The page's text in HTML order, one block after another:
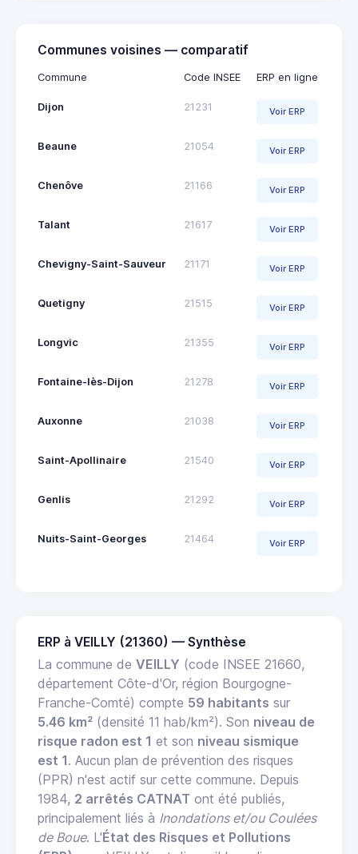
Communes voisines — comparatif
Commune Code INSEE ERP en ligne
Dijon 21231 Voir ERP
Beaune 21054 Voir ERP
Chenôve 21166 Voir ERP
Talant 21617 Voir ERP
Chevigny-Saint-Sauveur 21171 Voir ERP
Quetigny 21515 Voir ERP
Longvic 21355 Voir ERP
Fontaine-lès-Dijon 21278 Voir ERP
Auxonne 21038 Voir ERP
Saint-Apollinaire 21540 Voir ERP
Genlis 21292 Voir ERP
Nuits-Saint-Georges 21464 Voir ERP
ERP à VEILLY (21360) — Synthèse
La commune de VEILLY (code INSEE 21660,
département Côte-d'Or, région Bourgogne-
Franche-Comté) compte 59 habitants sur
5.46 km² (densité 11 hab/km²). Son niveau de
risque radon est 1 et son niveau sismique
est 1. Aucun plan de prévention des risques
(PPR) n'est actif sur cette commune. Depuis
1984, 2 arrêtés CATNAT ont été publiés,
principalement liés à Inondations et/ou Coulées
de Boue. L'État des Risques et Pollutions